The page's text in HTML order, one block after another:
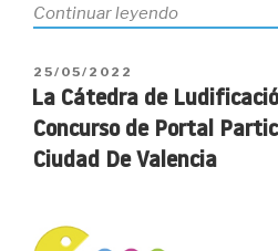
Continuar leyendo«La
Ludificació
convoca
II
PUBLICADO
EL
25/05/2022
La Cátedra de Ludificació convoca el I
Concurso de Portal
Ciudad De Valencia